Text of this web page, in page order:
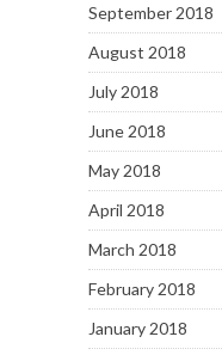
September 2018
August 2018
July 2018
June 2018
May 2018
April 2018
March 2018
February 2018
January 2018